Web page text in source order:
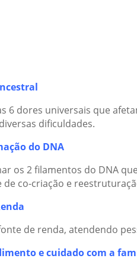
6 dores universais que
dificuldades.
do DNA
os 2 filamentos do DNA
de co-criação e
de renda, atendendo
e cuidado com a